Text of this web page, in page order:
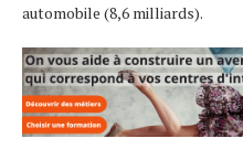
automobile (8,6 milliards).